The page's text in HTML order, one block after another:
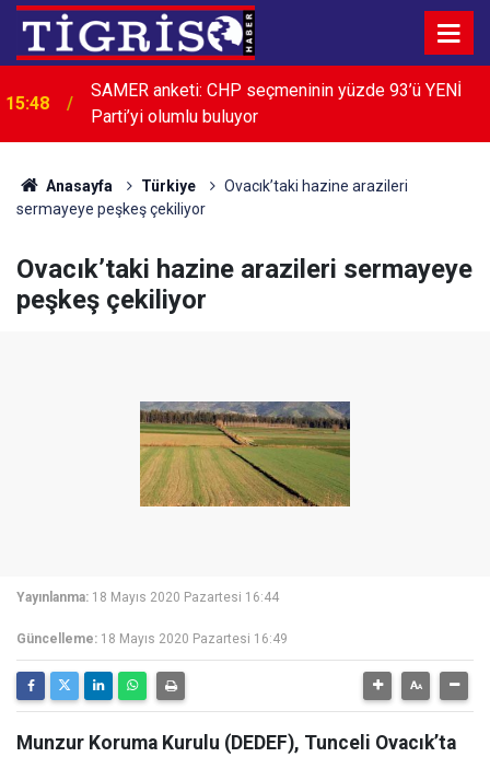
15:36 Otomobil orta refüje çarptı: 2 yaralı
Anasayfa Türkiye
Ovacık’taki hazine arazileri
sermayeye peşkeş çekiliyor
Ovacık’taki hazine arazileri sermayeye
peşkeş çekiliyor
Yayınlanma: 18 Mayıs 2020 Pazartesi 16:44
Güncelleme: 18 Mayıs 2020 Pazartesi 16:49
Munzur Koruma Kurulu (DEDEF), Tunceli Ovacık’ta